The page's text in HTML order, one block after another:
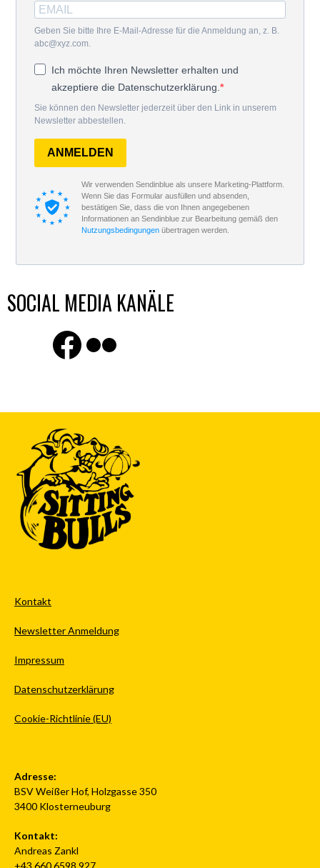
Geben Sie bitte Ihre E-Mail-Adresse für die Anmeldung an, z. B.
abc@xyz.com.
Ich möchte Ihren Newsletter erhalten und
akzeptiere die Datenschutzerklärung.
Sie können den Newsletter jederzeit über den Link in unserem
Newsletter abbestellen.
ANMELDEN
Wir verwenden Sendinblue als unsere Marketing-Plattform.
Wenn Sie das Formular ausfüllen und absenden,
bestätigen Sie, dass die von Ihnen angegebenen
Informationen an Sendinblue zur Bearbeitung gemäß den
Nutzungsbedingungenübertragen werden.
SOCIAL MEDIA KANÄLE
Finde uns auf Facebook
Flickr
Kontakt
Newsletter Anmeldung
Impressum
Datenschutzerklärung
Cookie-Richtlinie (EU)
Adresse:
BSV Weißer Hof, Holzgasse 350
3400 Klosterneuburg
Kontakt:
Andreas Zankl